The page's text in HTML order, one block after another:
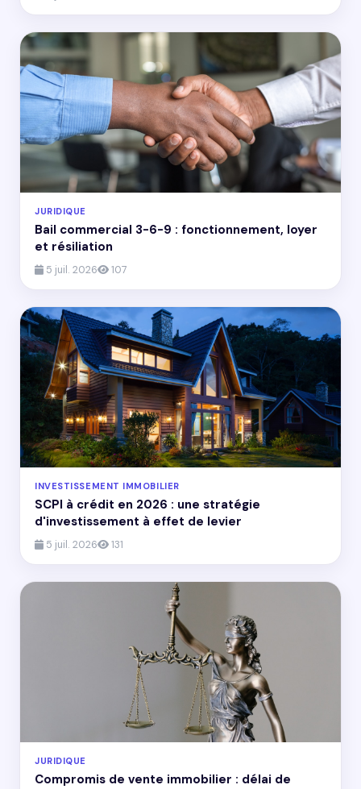
JURIDIQUE
Bail commercial 3-6-9 : fonctionnement, loyer
et résiliation
5 juil. 2026 107
INVESTISSEMENT IMMOBILIER
SCPI à crédit en 2026 : une stratégie
d'investissement à effet de levier
5 juil. 2026 131
JURIDIQUE
Compromis de vente immobilier : délai de